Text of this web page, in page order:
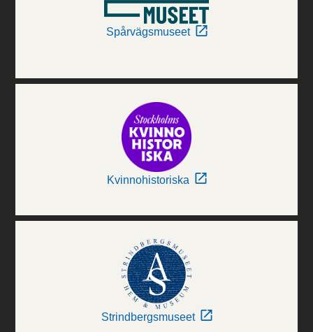
Spårvägsmuseet
Kvinnohistoriska
Strindbergsmuseet